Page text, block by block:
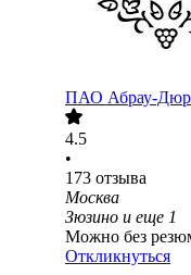
ПАО Абрау-
4.5
•
173 отзыва
Москва
Зюзино и еще 1
Можно без
Откликнуться